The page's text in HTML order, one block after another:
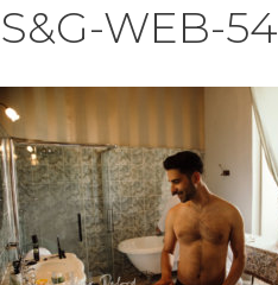
S&G-WEB-54